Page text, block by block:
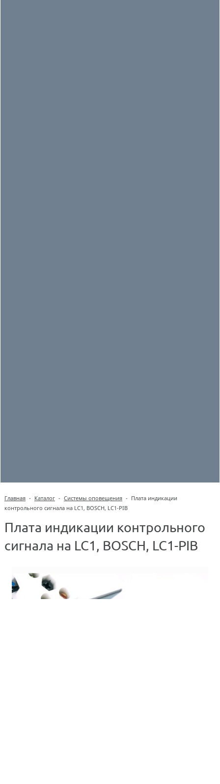
Главная - Каталог - Системы оповещения - Плата индикации
контрольного сигнала на LC1, BOSCH, LC1-PIB
Плата индикации контрольного
сигнала на LC1, BOSCH, LC1-PIB